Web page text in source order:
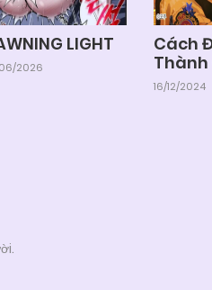
LIGHT
2026
Cách
16/12/2024